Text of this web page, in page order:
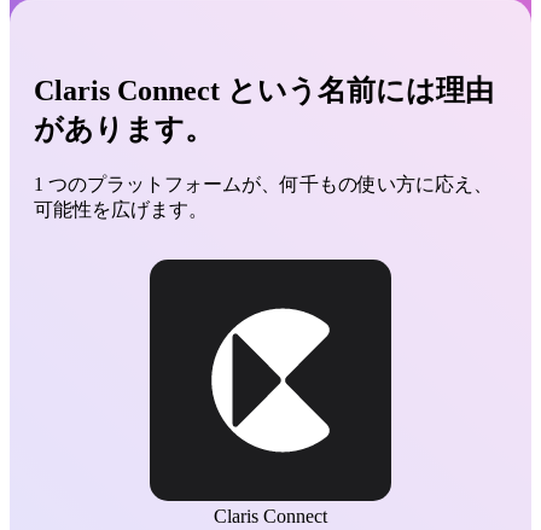
Claris Connect という名前には理由
があります。
1 つのプラットフォームが、何千もの使い方に応え、
可能性を広げます。
Claris Connect